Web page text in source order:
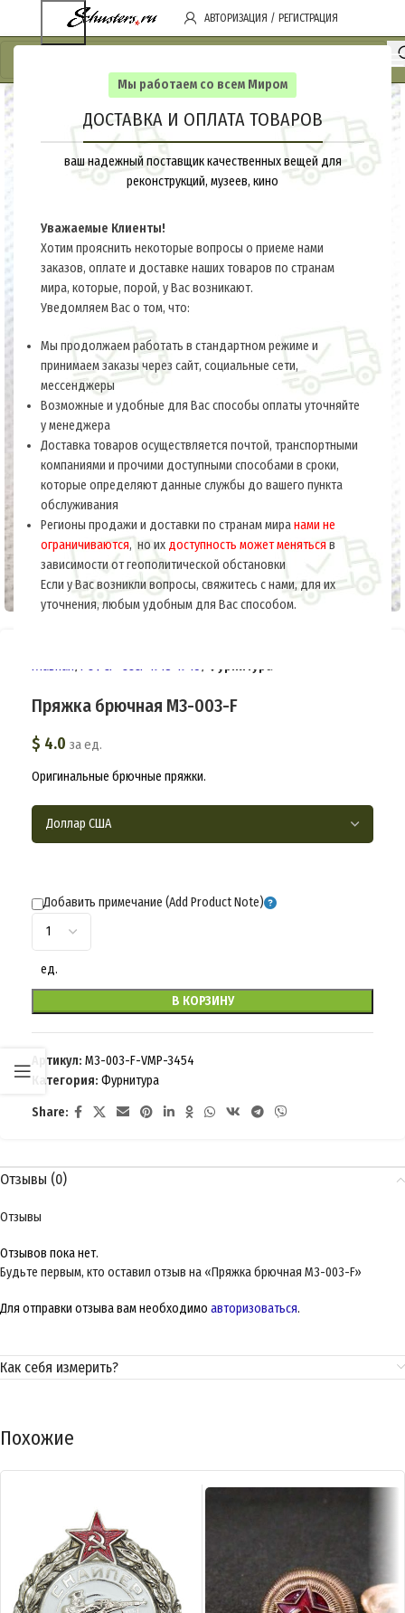
Мы работаем со всем Миром
ДОСТАВКА И ОПЛАТА ТОВАРОВ
ваш надежный поставщик качественных вещей для
реконструкций, музеев, кино
Уважаемые Клиенты!
Хотим прояснить некоторые вопросы о приеме нами
заказов, оплате и доставке наших товаров по странам
мира, которые, порой, у Вас возникают.
Уведомляем Вас о том, что:
Мы продолжаем работать в стандартном режиме и
принимаем заказы через сайт, социальные сети,
мессенджеры
Возможные и удобные для Вас способы оплаты уточняйте
у менеджера
Доставка товаров осуществляется почтой, транспортными
компаниями и прочими доступными способами в сроки,
которые определяют данные службы до вашего пункта
обслуживания
Регионы продажи и доставки по странам миранами не
ограничиваются, но их доступность может меняться в
зависимости от геополитической обстановки
Если у Вас возникли вопросы, свяжитесь с нами, для их
уточнения, любым удобным для Вас способом.
АВТОРИЗАЦИЯ / РЕГИСТРАЦИЯ
Главная РСФСР-СССР 1918-1945 Фурнитура
Пряжка брючная M3-003-F
$ 4.0 за ед.
Оригинальные брючные пряжки.
Добавить примечание (Add Product Note)
ед.
В КОРЗИНУ
Артикул: M3-003-F-VMP-3454
Категория: Фурнитура
Share:
Отзывы (0)
Отзывы
Отзывов пока нет.
Будьте первым, кто оставил отзыв на «Пряжка брючная M3-003-F»
Для отправки отзыва вам необходимо авторизоваться.
Как себя измерить?
Похожие